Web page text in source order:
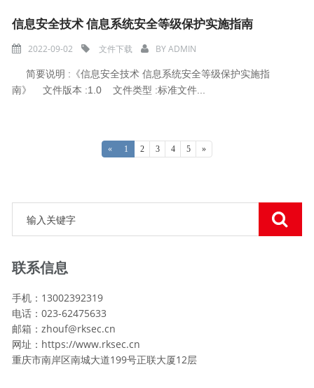
信息安全技术 信息系统安全等级保护实施指南
2022-09-02 文件下载 BYADMIN
简要说明 :《信息安全技术 信息系统安全等级保护实施指
南》 文件版本 :1.0 文件类型 :标准文件...
« 1 2 3 4 5 »
联系信息
手机：13002392319
电话：023-62475633
邮箱：zhouf@rksec.cn
网址：https://www.rksec.cn
重庆市南岸区南城大道199号正联大厦12层